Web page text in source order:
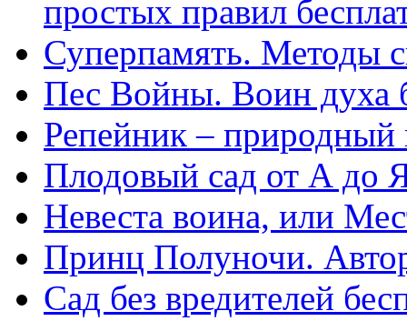
простых правил
Суперпамять. Методы
Пес Войны. Воин духа
Репейник – природный
Плодовый сад от А до
Невеста воина, или
Принц Полуночи.
Сад без вредителей